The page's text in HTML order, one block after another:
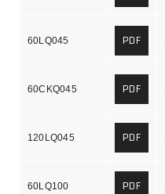
60LQ045 PDF
60CKQ045 PDF
120LQ045 PDF
60LQ100 PDF